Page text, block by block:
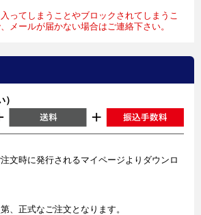
ってしまうことやブロックされてしまうこ
メールが届かない場合はご連絡下さい。
文時に発行されるマイページよりダウンロ
、正式なご注文となります。